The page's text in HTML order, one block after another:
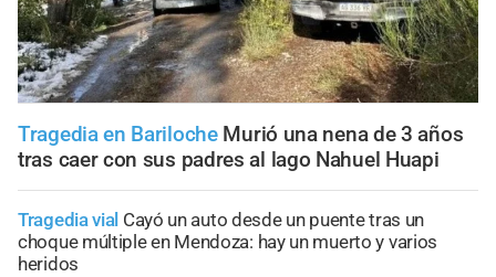
Tragedia en Bariloche Murió una nena de 3 años
tras caer con sus padres al lago Nahuel Huapi
Tragedia vial Cayó un auto desde un puente tras un
choque múltiple en Mendoza: hay un muerto y varios
heridos